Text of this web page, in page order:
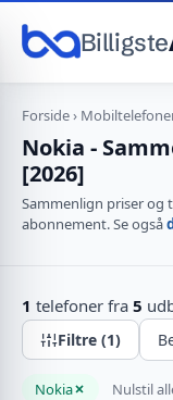
Billigste
Forside›
Nokia -
[2026]
Sammenlign priser og
abonnement. Se også
1 telefoner fra 5
Filtre (1)
Nokia Nulstil